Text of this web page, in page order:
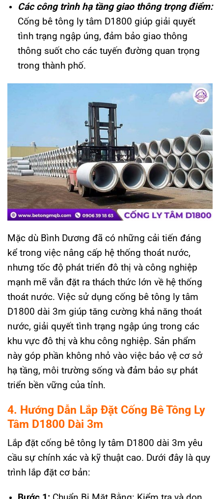
Các công trình hạ tầng giao thông trọng điểm:
Cống bê tông ly tâm D1800 giúp giải quyết
tình trạng ngập úng, đảm bảo giao thông
thông suốt cho các tuyến đường quan trọng
trong thành phố.
Mặc dù Bình Dương đã có những cải tiến đáng
kể trong việc nâng cấp hệ thống thoát nước,
nhưng tốc độ phát triển đô thị và công nghiệp
mạnh mẽ vẫn đặt ra thách thức lớn về hệ thống
thoát nước. Việc sử dụng cống bê tông ly tâm
D1800 dài 3m giúp tăng cường khả năng thoát
nước, giải quyết tình trạng ngập úng trong các
khu vực đô thị và khu công nghiệp. Sản phẩm
này góp phần không nhỏ vào việc bảo vệ cơ sở
hạ tầng, môi trường sống và đảm bảo sự phát
triển bền vững của tỉnh.
4. Hướng Dẫn Lắp Đặt Cống Bê Tông Ly
Tâm D1800 Dài 3m
Lắp đặt cống bê tông ly tâm D1800 dài 3m yêu
cầu sự chính xác và kỹ thuật cao. Dưới đây là quy
trình lắp đặt cơ bản: